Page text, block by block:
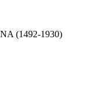
(1492-1930)